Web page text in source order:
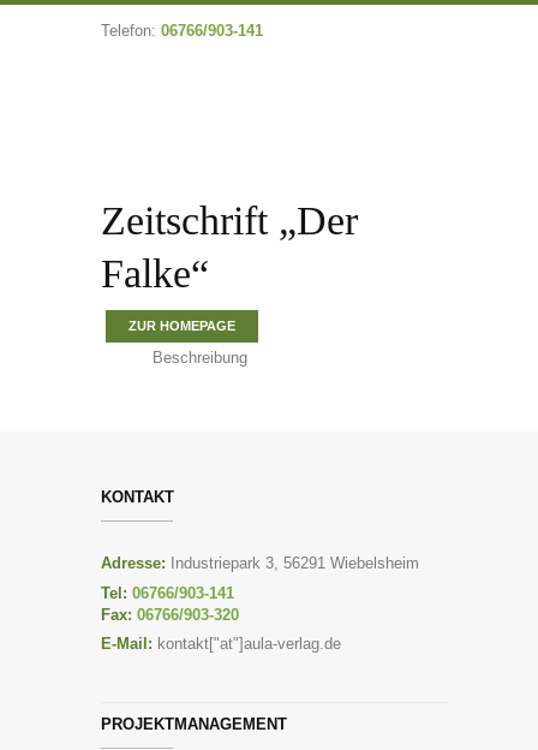
Telefon: 06766/903-141
Zeitschrift „Der
Falke“
ZUR HOMEPAGE
Beschreibung
KONTAKT
Adresse: Industriepark 3, 56291 Wiebelsheim
Tel: 06766/903-141
Fax: 06766/903-320
E-Mail: kontakt["at"]aula-verlag.de
PROJEKTMANAGEMENT